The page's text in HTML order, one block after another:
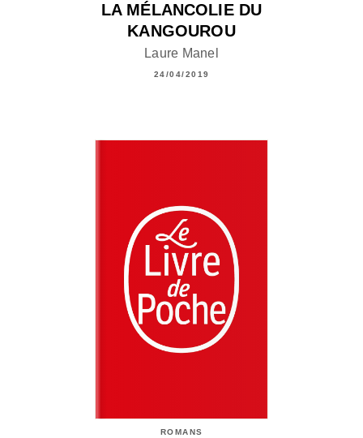
LA MÉLANCOLIE DU
KANGOUROU
Laure Manel
24/04/2019
ROMANS